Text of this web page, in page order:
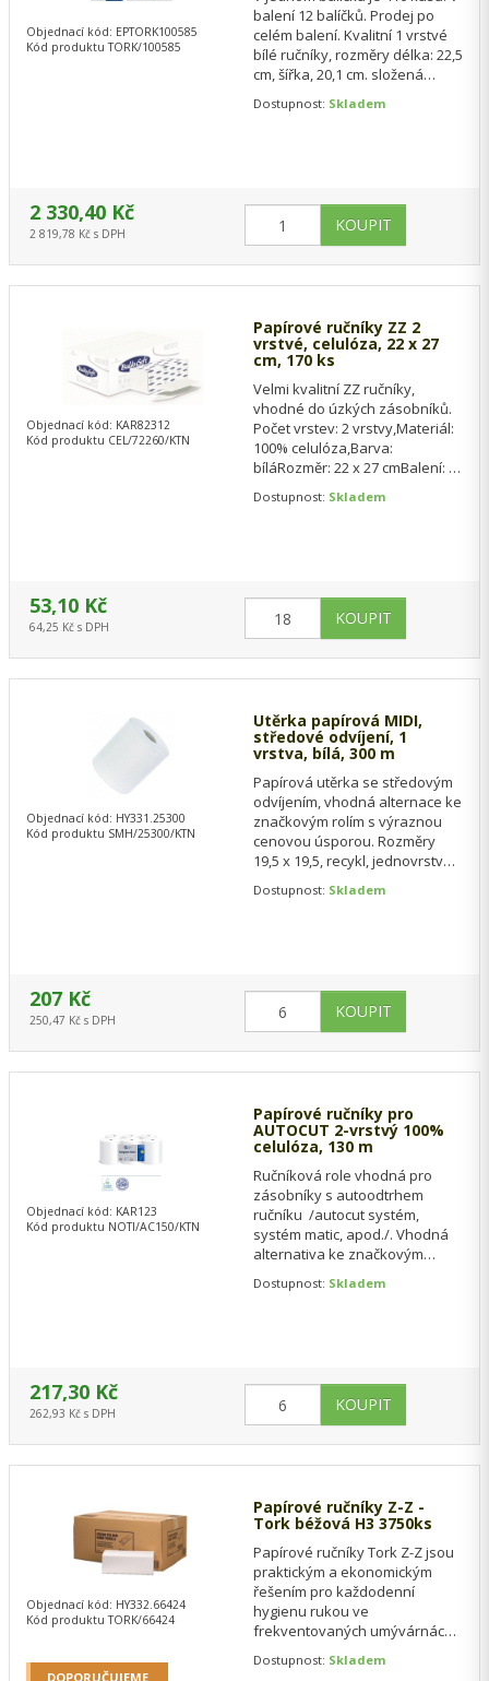
balení 12 balíčků. Prodej po
celém balení. Kvalitní 1 vrstvé
bílé ručníky, rozměry délka: 22,5
cm, šířka, 20,1 cm. složená
Dostupnost: Skladem
Objednací kód: EPTORK100585
Kód produktu TORK/100585
2 330,40 Kč
2 819,78 Kč s DPH
Papírové ručníky ZZ 2
vrstvé, celulóza, 22 x 27
cm, 170 ks
Velmi kvalitní ZZ ručníky,
vhodné do úzkých zásobníků.
Počet vrstev: 2 vrstvy,Materiál:
100% celulóza,Barva:
bíláRozměr: 22 x 27 cmBalení: 1
odběr:…
Dostupnost: Skladem
Objednací kód: KAR82312
Kód produktu CEL/72260/KTN
53,10 Kč
64,25 Kč s DPH
Utěrka papírová MIDI,
středové odvíjení, 1
vrstva, bílá, 300 m
Papírová utěrka se středovým
odvíjením, vhodná alternace ke
značkovým rolím s výraznou
cenovou úsporou. Rozměry
19,5 x 19,5, recykl, jednovrstvá,
Dostupnost: Skladem
Objednací kód: HY331.25300
Kód produktu SMH/25300/KTN
207 Kč
250,47 Kč s DPH
Papírové ručníky pro
AUTOCUT 2-vrstvý 100%
celulóza, 130 m
Ručníková role vhodná pro
zásobníky s autoodtrhem
ručníku /autocut systém,
systém matic, apod./. Vhodná
alternativa ke značkovým
šíře 21 cm. Nutné…
Dostupnost: Skladem
Objednací kód: KAR123
Kód produktu NOTI/AC150/KTN
217,30 Kč
262,93 Kč s DPH
Papírové ručníky Z-Z -
Tork béžová H3 3750ks
Papírové ručníky Tork Z-Z jsou
praktickým a ekonomickým
řešením pro každodenní
hygienu rukou ve
frekventovaných umývárnách.
pohodlné odebírání…
Dostupnost: Skladem
Objednací kód: HY332.66424
Kód produktu TORK/66424
DOPORUČUJEME